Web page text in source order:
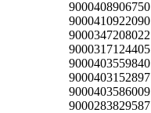
9000408906750
9000410922090
9000347208022
9000317124405
9000403559840
9000403152897
9000403586009
9000283829587